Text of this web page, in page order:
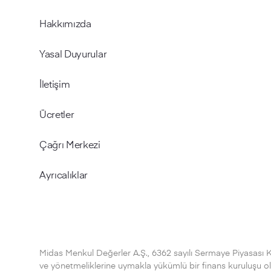
Hakkımızda
Yasal Duyurular
İletişim
Ücretler
Çağrı Merkezi
Ayrıcalıklar
Midas Menkul Değerler A.Ş., 6362 sayılı Sermaye
ve yönetmeliklerine uymakla yükümlü bir finans kuruluşu